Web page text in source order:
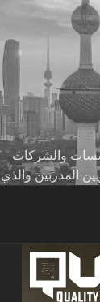
والشركات
المدربين والذي